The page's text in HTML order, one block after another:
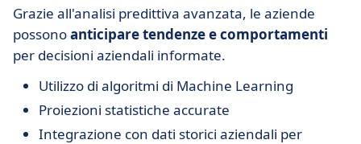
Grazie all'analisi predittiva avanzata, le aziende
possonoanticipare tendenze e comportamenti
per decisioni aziendali informate.
Utilizzo di algoritmi di Machine Learning
Proiezioni statistiche accurate
Integrazione con dati storici aziendali per